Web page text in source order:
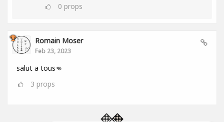
0 props
Romain Moser
Feb 23, 2023
salut a tous👊
3 props